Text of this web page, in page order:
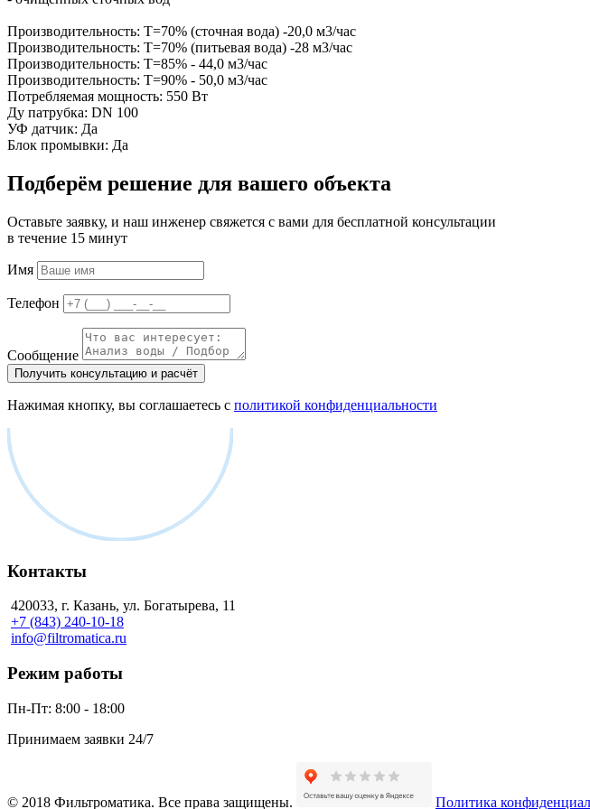
Производительность: Т=70% (сточная вода) -20,0 м3/час
Производительность: Т=70% (питьевая вода) -28 м3/час
Производительность: Т=85% - 44,0 м3/час
Производительность: Т=90% - 50,0 м3/час
Потребляемая мощность: 550 Вт
Ду патрубка: DN 100
УФ датчик: Да
Блок промывки: Да
Подберём решение для вашего объекта
Оставьте заявку, и наш инженер свяжется с вами для бесплатной консультации
в течение 15 минут
Имя
Телефон
Сообщение
Получить консультацию и расчёт
Нажимая кнопку, вы соглашаетесь с политикой конфиденциальности
Контакты
420033, г. Казань, ул. Богатырева, 11
+7 (843) 240-10-18
info@filtromatica.ru
Режим работы
Пн-Пт: 8:00 - 18:00
Принимаем заявки 24/7
© 2018 Фильтроматика. Все права защищены. Политика